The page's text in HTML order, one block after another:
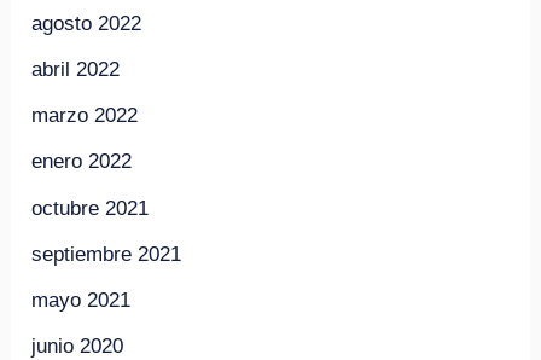
agosto 2022
abril 2022
marzo 2022
enero 2022
octubre 2021
septiembre 2021
mayo 2021
junio 2020